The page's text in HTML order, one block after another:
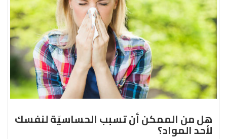
هل من الممكن أن تسبب الحساسيّة لنفسك
لأحد المواد؟